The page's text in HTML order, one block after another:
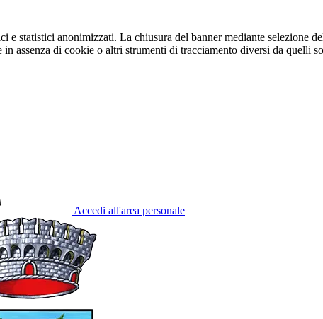
e statistici anonimizzati. La chiusura del banner mediante
assenza di cookie o altri strumenti di tracciamento diversi da quelli
Accedi all'area personale